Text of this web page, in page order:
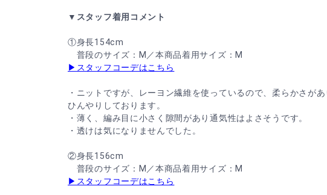
▼スタッフ着用コメント
①身長154cm
普段のサイズ：M／本商品着用サイズ：M
▶スタッフコーデはこちら
・ニットですが、レーヨン繊維を使っているので、柔らかさが
ひんやりしております。
・薄く、編み目に小さく隙間があり通気性はよさそうです。
・透けは気になりませんでした。
②身長156cm
普段のサイズ：M／本商品着用サイズ：M
▶スタッフコーデはこちら